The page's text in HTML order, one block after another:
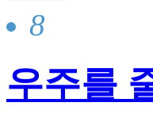
8
우주를